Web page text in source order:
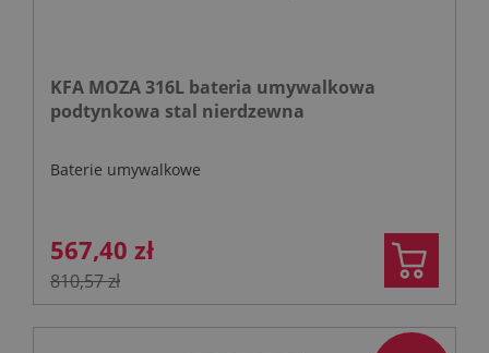
KFA MOZA 316L bateria umywalkowa
podtynkowa stal nierdzewna
Baterie umywalkowe
567,40 zł
810,57 zł